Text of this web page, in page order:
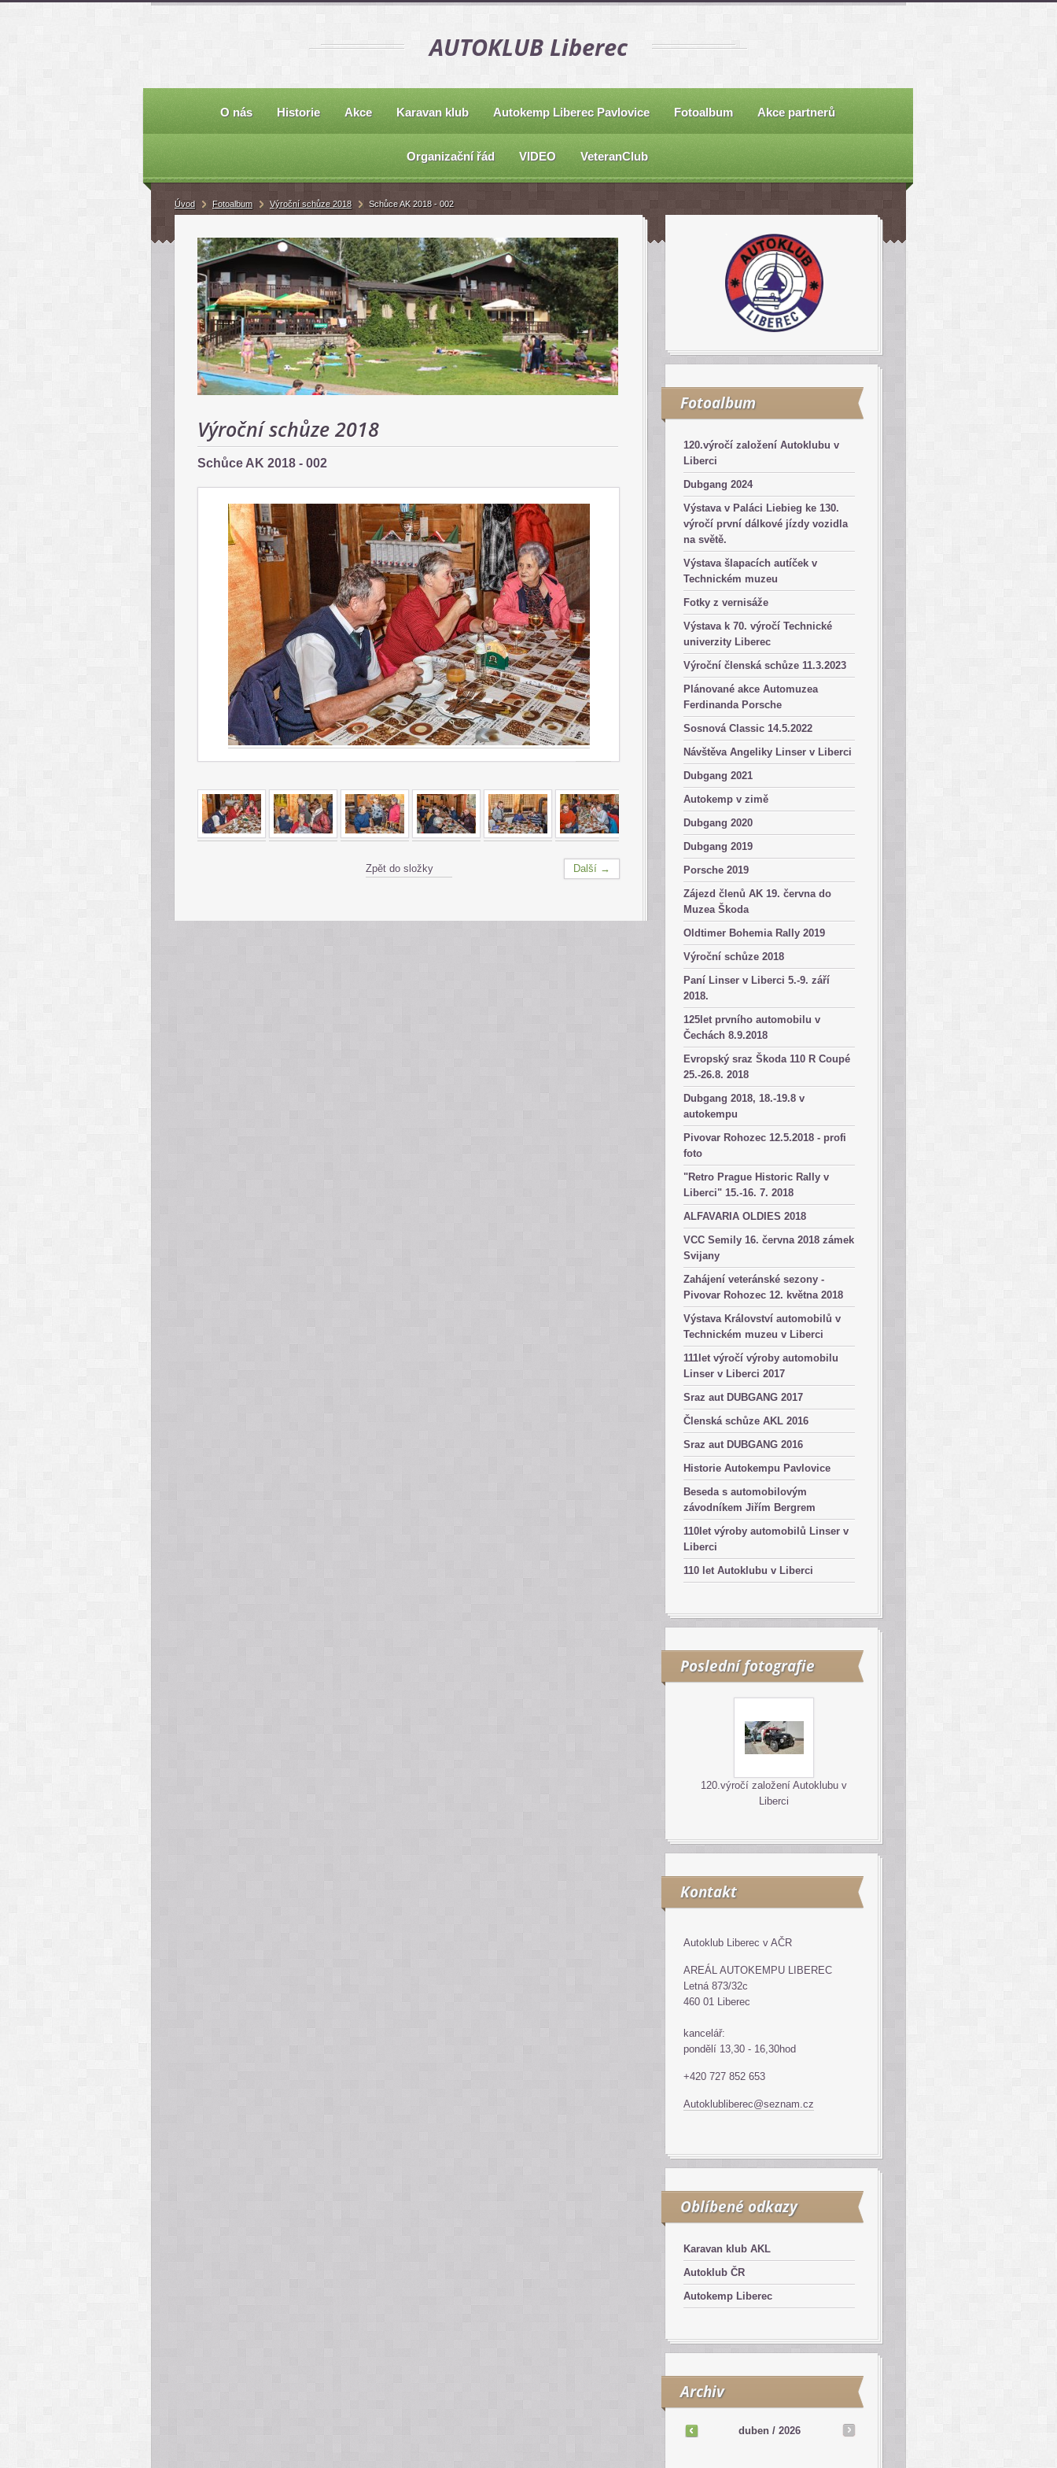
AUTOKLUB Liberec
O nás Historie Akce Karavan klub Autokemp Liberec Pavlovice Fotoalbum Akce partnerů
Organizační řád VIDEO VeteranClub
Výroční schůze 2018
Schůce AK 2018 - 002
Další →
Zpět do složky
Fotoalbum
120.výročí založení Autoklubu v
Liberci
Dubgang 2024
Výstava v Paláci Liebieg ke 130.
výročí první dálkové jízdy vozidla
na světě.
Výstava šlapacích autíček v
Technickém muzeu
Fotky z vernisáže
Výstava k 70. výročí Technické
univerzity Liberec
Výroční členská schůze 11.3.2023
Plánované akce Automuzea
Ferdinanda Porsche
Sosnová Classic 14.5.2022
Návštěva Angeliky Linser v Liberci
Dubgang 2021
Autokemp v zimě
Dubgang 2020
Dubgang 2019
Porsche 2019
Zájezd členů AK 19. června do
Muzea Škoda
Oldtimer Bohemia Rally 2019
Výroční schůze 2018
Paní Linser v Liberci 5.-9. září
2018.
125let prvního automobilu v
Čechách 8.9.2018
Evropský sraz Škoda 110 R Coupé
25.-26.8. 2018
Dubgang 2018, 18.-19.8 v
autokempu
Pivovar Rohozec 12.5.2018 - profi
foto
"Retro Prague Historic Rally v
Liberci" 15.-16. 7. 2018
ALFAVARIA OLDIES 2018
VCC Semily 16. června 2018 zámek
Svijany
Zahájení veteránské sezony -
Pivovar Rohozec 12. května 2018
Výstava Království automobilů v
Technickém muzeu v Liberci
111let výročí výroby automobilu
Linser v Liberci 2017
Sraz aut DUBGANG 2017
Členská schůze AKL 2016
Sraz aut DUBGANG 2016
Historie Autokempu Pavlovice
Beseda s automobilovým
závodníkem Jiřím Bergrem
110let výroby automobilů Linser v
Liberci
110 let Autoklubu v Liberci
Poslední fotografie
120.výročí založení Autoklubu v
Liberci
Kontakt
Autoklub Liberec v AČR
AREÁL AUTOKEMPU LIBEREC
Letná 873/32c
460 01 Liberec
kancelář:
pondělí 13,30 - 16,30hod
+420 727 852 653
Autoklubliberec@seznam.cz
Oblíbené odkazy
Karavan klub AKL
Autoklub ČR
Autokemp Liberec
Archiv
duben / 2026
Úvod Fotoalbum Výroční schůze 2018 Schůce AK 2018 - 002